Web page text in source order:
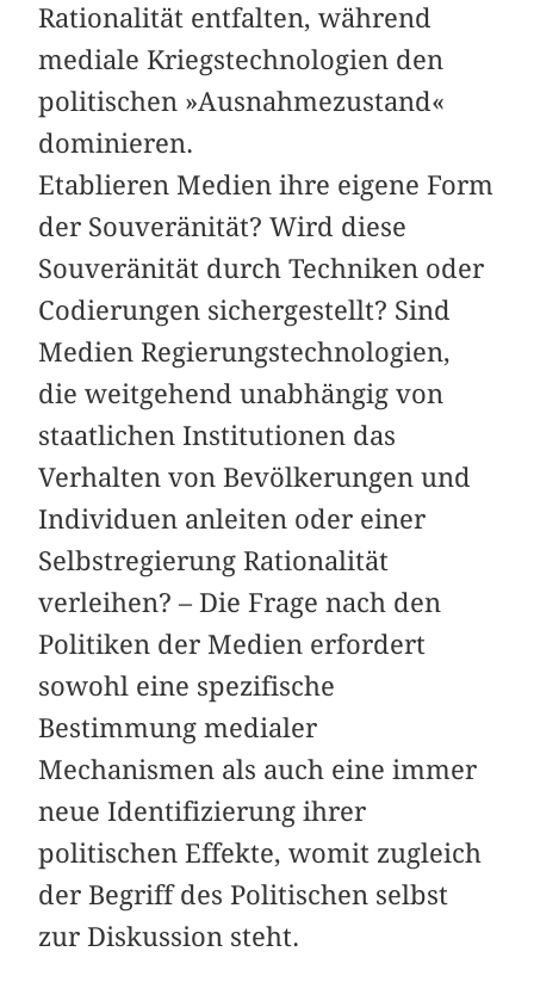
Rationalität entfalten, während
mediale Kriegstechnologien den
politischen »Ausnahmezustand«
dominieren.
Etablieren Medien ihre eigene Form
der Souveränität? Wird diese
Souveränität durch Techniken oder
Codierungen sichergestellt? Sind
Medien Regierungstechnologien,
die weitgehend unabhängig von
staatlichen Institutionen das
Verhalten von Bevölkerungen und
Individuen anleiten oder einer
Selbstregierung Rationalität
verleihen? – Die Frage nach den
Politiken der Medien erfordert
sowohl eine spezifische
Bestimmung medialer
Mechanismen als auch eine immer
neue Identifizierung ihrer
politischen Effekte, womit zugleich
der Begriff des Politischen selbst
zur Diskussion steht.